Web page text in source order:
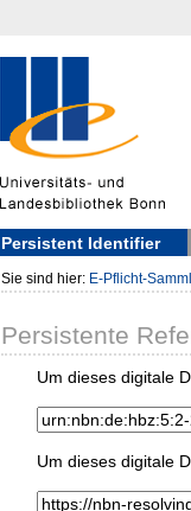
Persistent Identifier
Sie sind hier: E-Pflicht-
Persistente
Um dieses digitale
Um dieses digitale